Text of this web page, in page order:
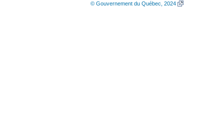
© Gouvernement du Québec, 2024